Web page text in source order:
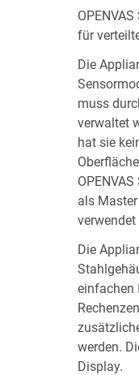
für
Die
muss
verwaltet
hat sie
als Master
verwendet
Die
einfachen
werden.
Display.